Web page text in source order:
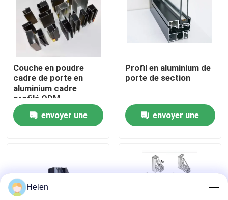
Contrôle de la qualité
Contact
nouvelles
profils en aluminium pour des fenêtres et des portes
Couche en poudre
cadre de porte en
aluminium cadre
profilé ODM
envoyer une
Profil en aluminium de
porte de section
envoyer une
Helen